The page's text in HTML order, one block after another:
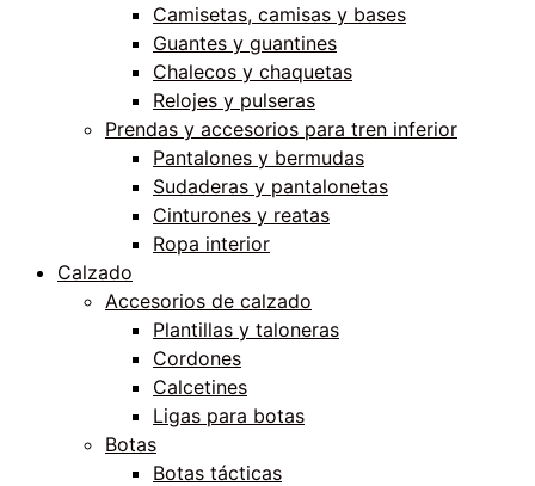
Camisetas, camisas y bases
Guantes y guantines
Chalecos y chaquetas
Relojes y pulseras
Prendas y accesorios para tren inferior
Pantalones y bermudas
Sudaderas y pantalonetas
Cinturones y reatas
Ropa interior
Calzado
Accesorios de calzado
Plantillas y taloneras
Cordones
Calcetines
Ligas para botas
Botas
Botas tácticas